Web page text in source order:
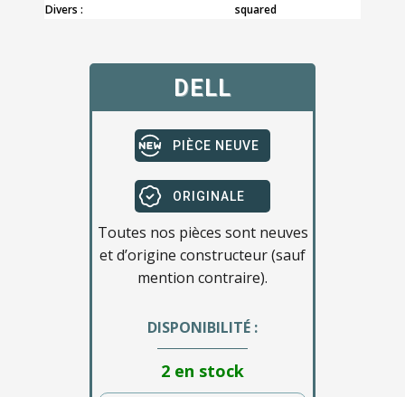
Divers :
squared
DELL
PIÈCE NEUVE
ORIGINALE
Toutes nos pièces sont neuves
et d’origine constructeur (sauf
mention contraire).
DISPONIBILITÉ :
2 en stock